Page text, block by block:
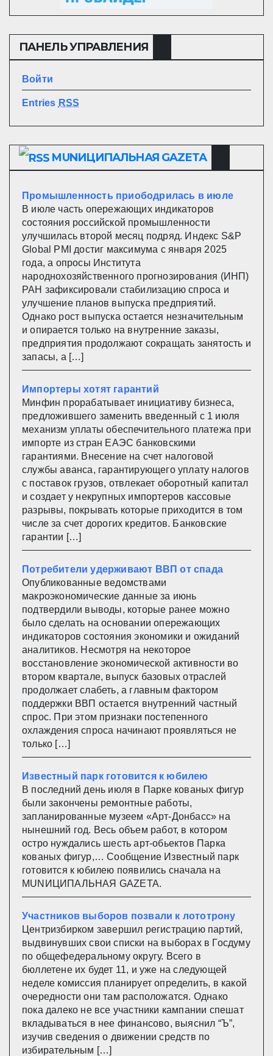
ПАНЕЛЬ УПРАВЛЕНИЯ
Войти
Entries RSS
MUNИЦИПАЛЬНАЯ GAZЕТА
Промышленность приободрилась в июле
В июле часть опережающих индикаторов
состояния российской промышленности
улучшилась второй месяц подряд. Индекс S&P
Global PMI достиг максимума с января 2025
года, а опросы Института
народнохозяйственного прогнозирования (ИНП)
РАН зафиксировали стабилизацию спроса и
улучшение планов выпуска предприятий.
Однако рост выпуска остается незначительным
и опирается только на внутренние заказы,
предприятия продолжают сокращать занятость и
запасы, а […]
Импортеры хотят гарантий
Минфин прорабатывает инициативу бизнеса,
предложившего заменить введенный с 1 июля
механизм уплаты обеспечительного платежа при
импорте из стран ЕАЭС банковскими
гарантиями. Внесение на счет налоговой
службы аванса, гарантирующего уплату налогов
с поставок грузов, отвлекает оборотный капитал
и создает у некрупных импортеров кассовые
разрывы, покрывать которые приходится в том
числе за счет дорогих кредитов. Банковские
гарантии […]
Потребители удерживают ВВП от спада
Опубликованные ведомствами
макроэкономические данные за июнь
подтвердили выводы, которые ранее можно
было сделать на основании опережающих
индикаторов состояния экономики и ожиданий
аналитиков. Несмотря на некоторое
восстановление экономической активности во
втором квартале, выпуск базовых отраслей
продолжает слабеть, а главным фактором
поддержки ВВП остается внутренний частный
спрос. При этом признаки постепенного
охлаждения спроса начинают проявляться не
только […]
Известный парк готовится к юбилею
В последний день июля в Парке кованых фигур
были закончены ремонтные работы,
запланированные музеем «Арт-Донбасс» на
нынешний год. Весь объем работ, в котором
остро нуждались шесть арт-обьектов Парка
кованых фигур,… Сообщение Известный парк
готовится к юбилею появились сначала на
MUNИЦИПАЛЬНАЯ GAZЕТА.
Участников выборов позвали к лототрону
Центризбирком завершил регистрацию партий,
выдвинувших свои списки на выборах в Госдуму
по общефедеральному округу. Всего в
бюллетене их будет 11, и уже на следующей
неделе комиссия планирует определить, в какой
очередности они там расположатся. Однако
пока далеко не все участники кампании спешат
вкладываться в нее финансово, выяснил “Ъ”,
изучив сведения о движении средств по
избирательным […]